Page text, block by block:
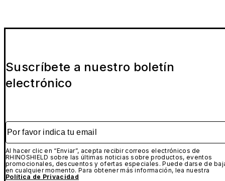
Suscríbete a nuestro boletín
electrónico
Por favor indica tu email
Al hacer clic en “Enviar”, acepta recibir correos electrónicos de
RHINOSHIELD sobre las últimas noticias sobre productos, eventos
promocionales, descuentos y ofertas especiales. Puede darse de
en cualquier momento. Para obtener más información, lea nuestra
Política de Privacidad